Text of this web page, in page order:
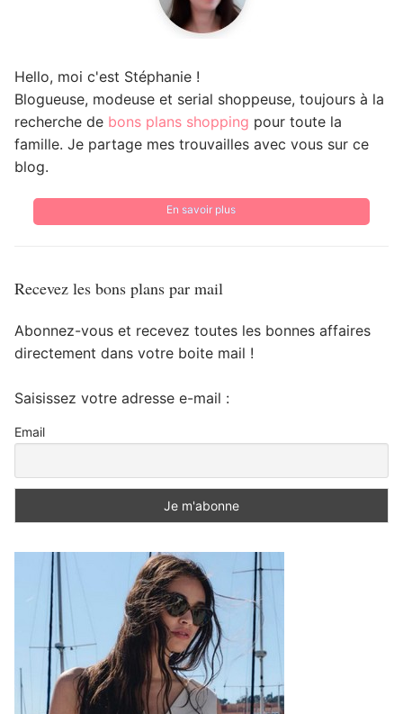
Hello, moi c'est Stéphanie !
Blogueuse, modeuse et serial shoppeuse, toujours à la
recherche de bons plans shopping pour toute la
famille. Je partage mes trouvailles avec vous sur ce
blog.
En savoir plus
Recevez les bons plans par mail
Abonnez-vous et recevez toutes les bonnes affaires
directement dans votre boite mail !
Saisissez votre adresse e-mail :
Email